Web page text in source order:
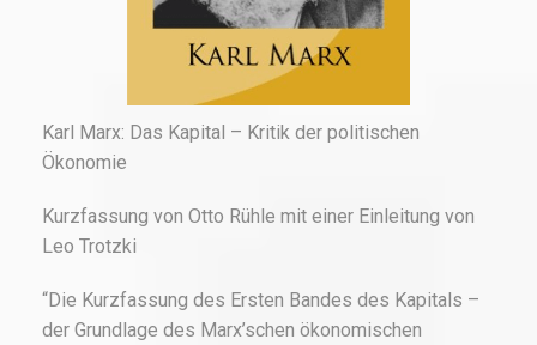
Karl Marx: Das Kapital – Kritik der politischen
Ökonomie
Kurzfassung von Otto Rühle mit einer Einleitung von
Leo Trotzki
“Die Kurzfassung des Ersten Bandes des Kapitals –
der Grundlage des Marx’schen ökonomischen